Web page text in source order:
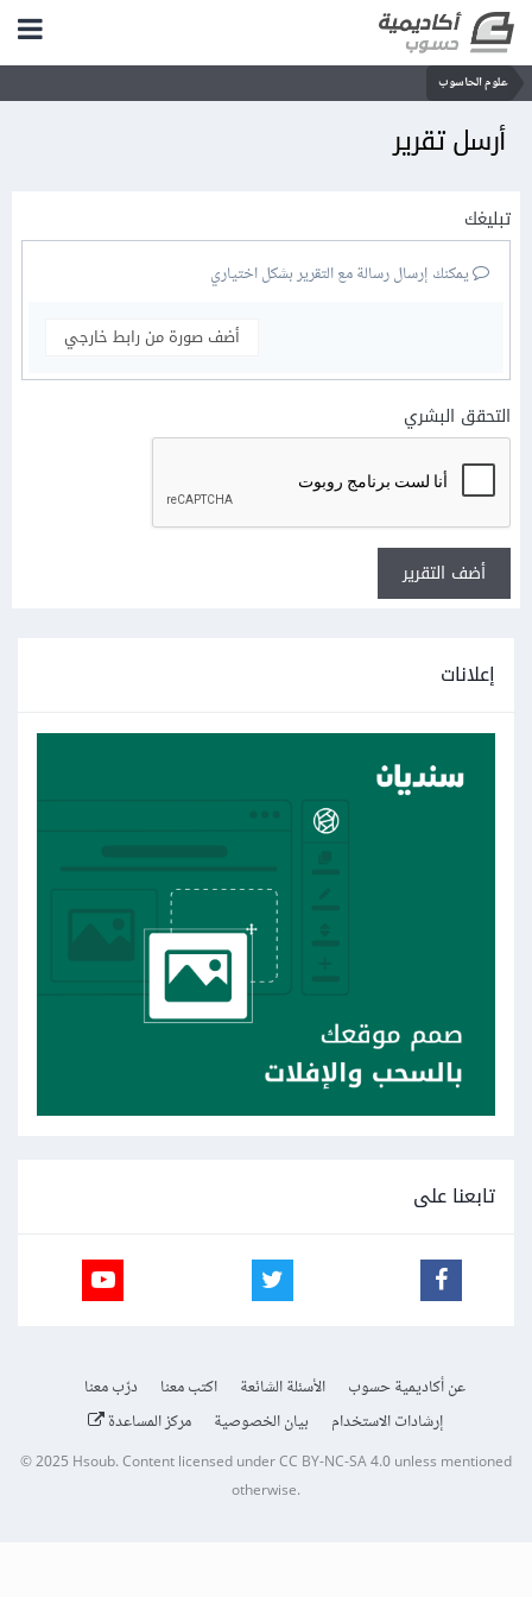
علوم الحاسوب
أرسل تقرير
تبليغك
يمكنك إرسال رسالة مع التقرير بشكل اختياري
أضف صورة من رابط خارجي
التحقق البشري
أضف التقرير
إعلانات
تابعنا على
عن أكاديمية حسوب الأسئلة الشائعة اكتب معنا
درّب معنا
إرشادات الاستخدام
بيان الخصوصية مركز المساعدة
© 2025 Hsoub.Content licensed underCC BY-NC-SA 4.0unless mentioned
otherwise.